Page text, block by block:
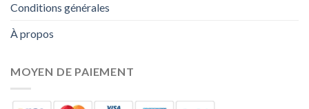
Conditions générales
À propos
MOYEN DE PAIEMENT